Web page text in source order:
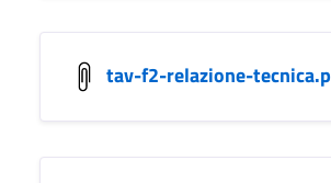
tav-f2-relazione-